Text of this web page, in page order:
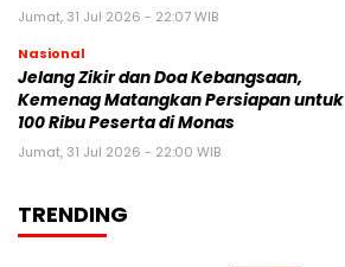
Jumat, 31 Jul 2026 - 22:07 WIB
Nasional
Jelang Zikir dan Doa Kebangsaan,
Kemenag Matangkan Persiapan untuk
100 Ribu Peserta di Monas
Jumat, 31 Jul 2026 - 22:00 WIB
TRENDING